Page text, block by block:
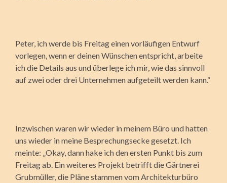
Peter, ich werde bis Freitag einen vorläufigen Entwurf
vorlegen, wenn er deinen Wünschen entspricht, arbeite
ich die Details aus und überlege ich mir, wie das sinnvoll
auf zwei oder drei Unternehmen aufgeteilt werden kann.“
Inzwischen waren wir wieder in meinem Büro und hatten
uns wieder in meine Besprechungsecke gesetzt. Ich
meinte: „Okay, dann hake ich den ersten Punkt bis zum
Freitag ab. Ein weiteres Projekt betrifft die Gärtnerei
Grubmüller, die Pläne stammen vom Architekturbüro